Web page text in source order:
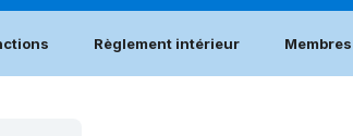
Règlement intérieur Membres